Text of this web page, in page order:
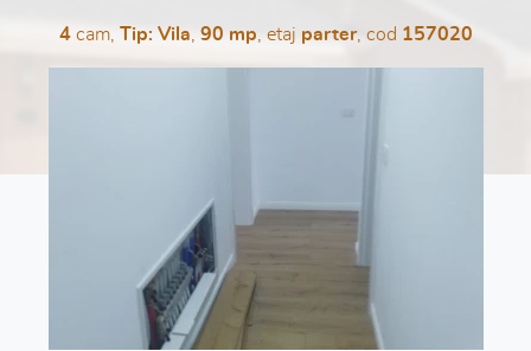
4cam, Tip: Vila 90 mp , etaj parter, cod 157020